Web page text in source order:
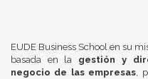
EUDE Business School en su
basada en la gestión y
negocio de las empresas,